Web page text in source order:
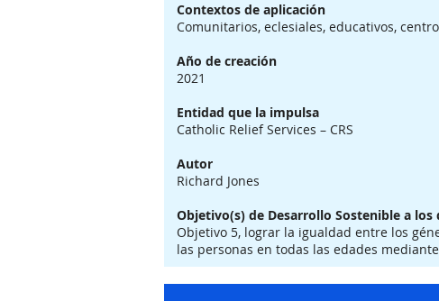
Contextos de aplicación
Comunitarios, eclesiales, educativos,
Año de creación
2021
Entidad que la impulsa
Catholic Relief Services – CRS
Autor
Richard Jones
Objetivo(s) de Desarrollo Sostenible a los
Objetivo 5, lograr la igualdad entre los
las personas en todas las edades